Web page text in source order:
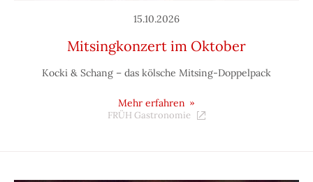
15.10.2026
Mitsingkonzert im Oktober
Kocki & Schang – das kölsche Mitsing-Doppelpack
Mehr erfahren
FRÜH Gastronomie